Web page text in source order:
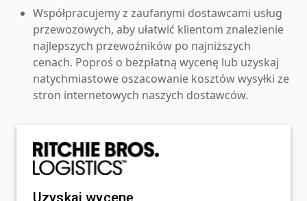
Współpracujemy z zaufanymi dostawcami usług
przewozowych, aby ułatwić klientom znalezienie
najlepszych przewoźników po najniższych
cenach. Poproś o bezpłatną wycenę lub uzyskaj
natychmiastowe oszacowanie kosztów wysyłki ze
stron internetowych naszych dostawców.
Uzyskaj wycenę